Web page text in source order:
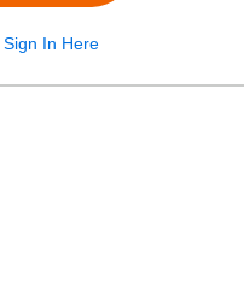
Sign In Here